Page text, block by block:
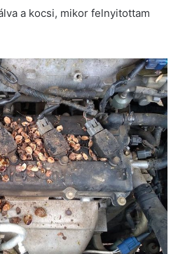
a kocsi, mikor felnyitottam